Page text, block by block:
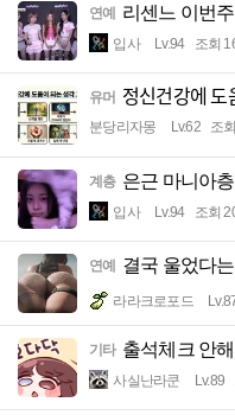
연예 리센느 이번
입사 Lv.94 조회
유머 정신건강에
분당리자몽 Lv.62 조
계층 은근 마니아
입사 Lv.94 조회
연예 결국 울었다
라라크로포드
기타 출석체크 안
사실난라쿤 Lv.89